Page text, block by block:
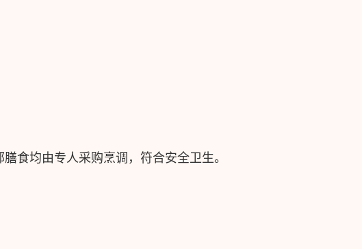
食均由专人采购烹调，符合安全卫生。